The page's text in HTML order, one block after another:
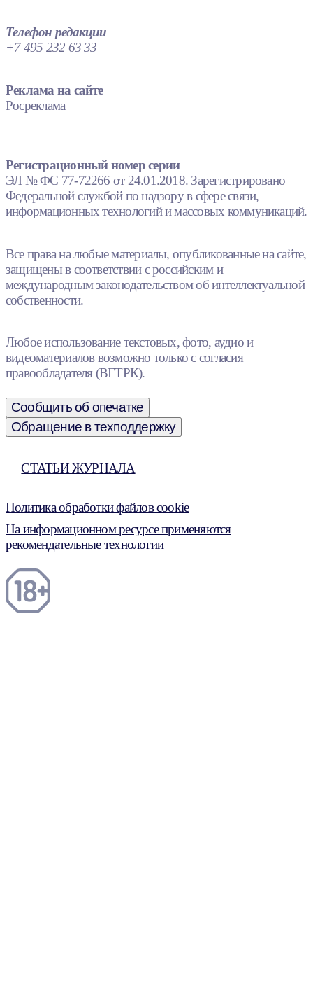
Телефон редакции
+7 495 232 63 33
Реклама на сайте
Росреклама
Регистрационный номер серии
ЭЛ № ФС 77-72266 от 24.01.2018. Зарегистрировано
Федеральной службой по надзору в сфере связи,
информационных технологий и массовых коммуникаций.
Все права на любые материалы, опубликованные на сайте,
защищены в соответствии с российским и
международным законодательством об интеллектуальной
собственности.
Любое использование текстовых, фото, аудио и
видеоматериалов возможно только с согласия
правообладателя (ВГТРК).
Сообщить об опечатке
Обращение в техподдержку
СТАТЬИ ЖУРНАЛА
Политика обработки файлов cookie
На информационном ресурсе применяются
рекомендательные технологии